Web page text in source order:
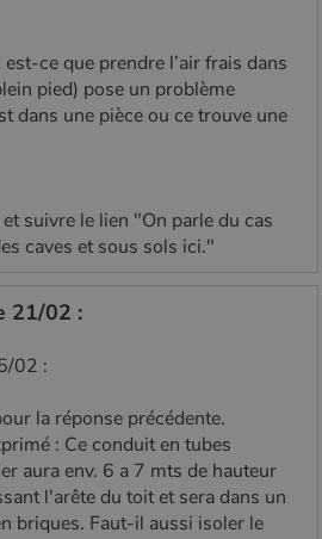
est-ce que prendre l’air frais dans
pied) pose un problème
dans une pièce ou ce trouve une
suivre le lien "On parle du cas
caves et sous sols ici."
21/02 :
02 :
la réponse précédente.
: Ce conduit en tubes
aura env. 6 a 7 mts de hauteur
l'arête du toit et sera dans un
briques. Faut-il aussi isoler le